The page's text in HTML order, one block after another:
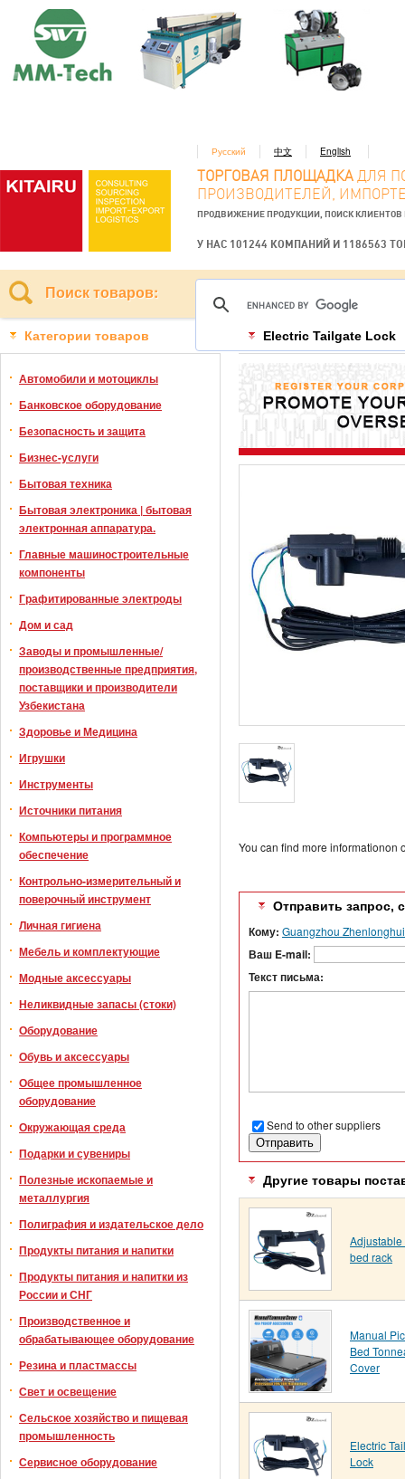
Русский 中文 English
ТОРГОВАЯ ПЛОЩАДКА ДЛЯ
ПРОИЗВОДИТЕЛЕЙ,
ПРОДВИЖЕНИЕ ПРОДУКЦИИ, ПОИСК КЛИЕНТОВ
У НАС 101244 КОМПАНИЙ И 1186563
Поиск товаров:
Категории товаров
Автомобили и мотоциклы
Банковское оборудование
Безопасность и защита
Бизнес-услуги
Бытовая техника
Бытовая электроника | бытовая
электронная аппаратура.
Главные машиностроительные
компоненты
Графитированные электроды
Дом и сад
Заводы и промышленные/
производственные предприятия,
поставщики и производители
Узбекистана
Здоровье и Медицина
Игрушки
Инструменты
Источники питания
Компьютеры и программное
обеспечение
Контрольно-измерительный и
поверочный инструмент
Личная гигиена
Мебель и комплектующие
Модные аксессуары
Неликвидные запасы (стоки)
Оборудование
Обувь и аксессуары
Общее промышленное
оборудование
Окружающая среда
Подарки и сувениры
Полезные ископаемые и
металлургия
Полиграфия и издательское дело
Продукты питания и напитки
Продукты питания и напитки из
России и СНГ
Производственное и
обрабатывающее оборудование
Резина и пластмассы
Свет и освещение
Сельское хозяйство и пищевая
промышленность
Сервисное оборудование
Electric Tailgate Lock
You can find more informationon
Отправить запрос,
Кому: Guangzhou
Ваш E-mail:
Текст письма:
Send to other suppliers
Другие товары
Adjustable
bed rack
Manual
Bed
Cover
Electric
Lock